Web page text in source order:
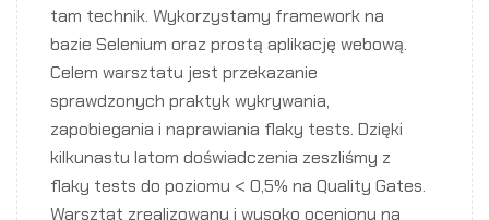
tam technik. Wykorzystamy framework na
bazie Selenium oraz prostą aplikację webową.
Celem warsztatu jest przekazanie
sprawdzonych praktyk wykrywania,
zapobiegania i naprawiania flaky tests. Dzięki
kilkunastu latom doświadczenia zeszliśmy z
flaky tests do poziomu < 0,5% na Quality Gates.
Warsztat zrealizowany i wysoko oceniony na